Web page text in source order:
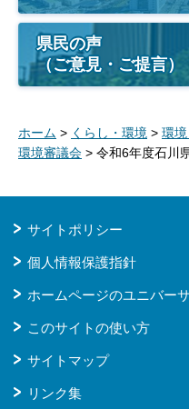
県民の声
（ご意見・ご提言）
ホーム > くらし・環境 > 環
環境審議会 > 令和6年度石川
サイトポリシー
個人情報保護指針
ホームページのユニバー
このサイトの使い方
サイトマップ
リンク集